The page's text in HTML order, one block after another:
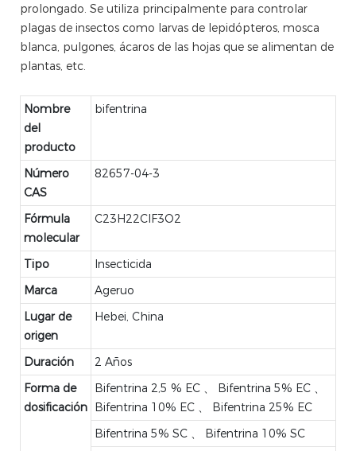
prolongado. Se utiliza principalmente para controlar
plagas de insectos como larvas de lepidópteros, mosca
blanca, pulgones, ácaros de las hojas que se alimentan de
plantas, etc.
Nombre
del
producto
bifentrina
Número
CAS
82657-04-3
Fórmula
molecular
C23H22ClF3O2
Tipo
Insecticida
Marca
Ageruo
Lugar de
origen
Hebei, China
Duración
2 Años
Forma de
dosificación
Bifentrina 2,5 % EC 、 Bifentrina 5% EC 、
Bifentrina 10% EC 、 Bifentrina 25% EC
Bifentrina 5% SC 、 Bifentrina 10% SC